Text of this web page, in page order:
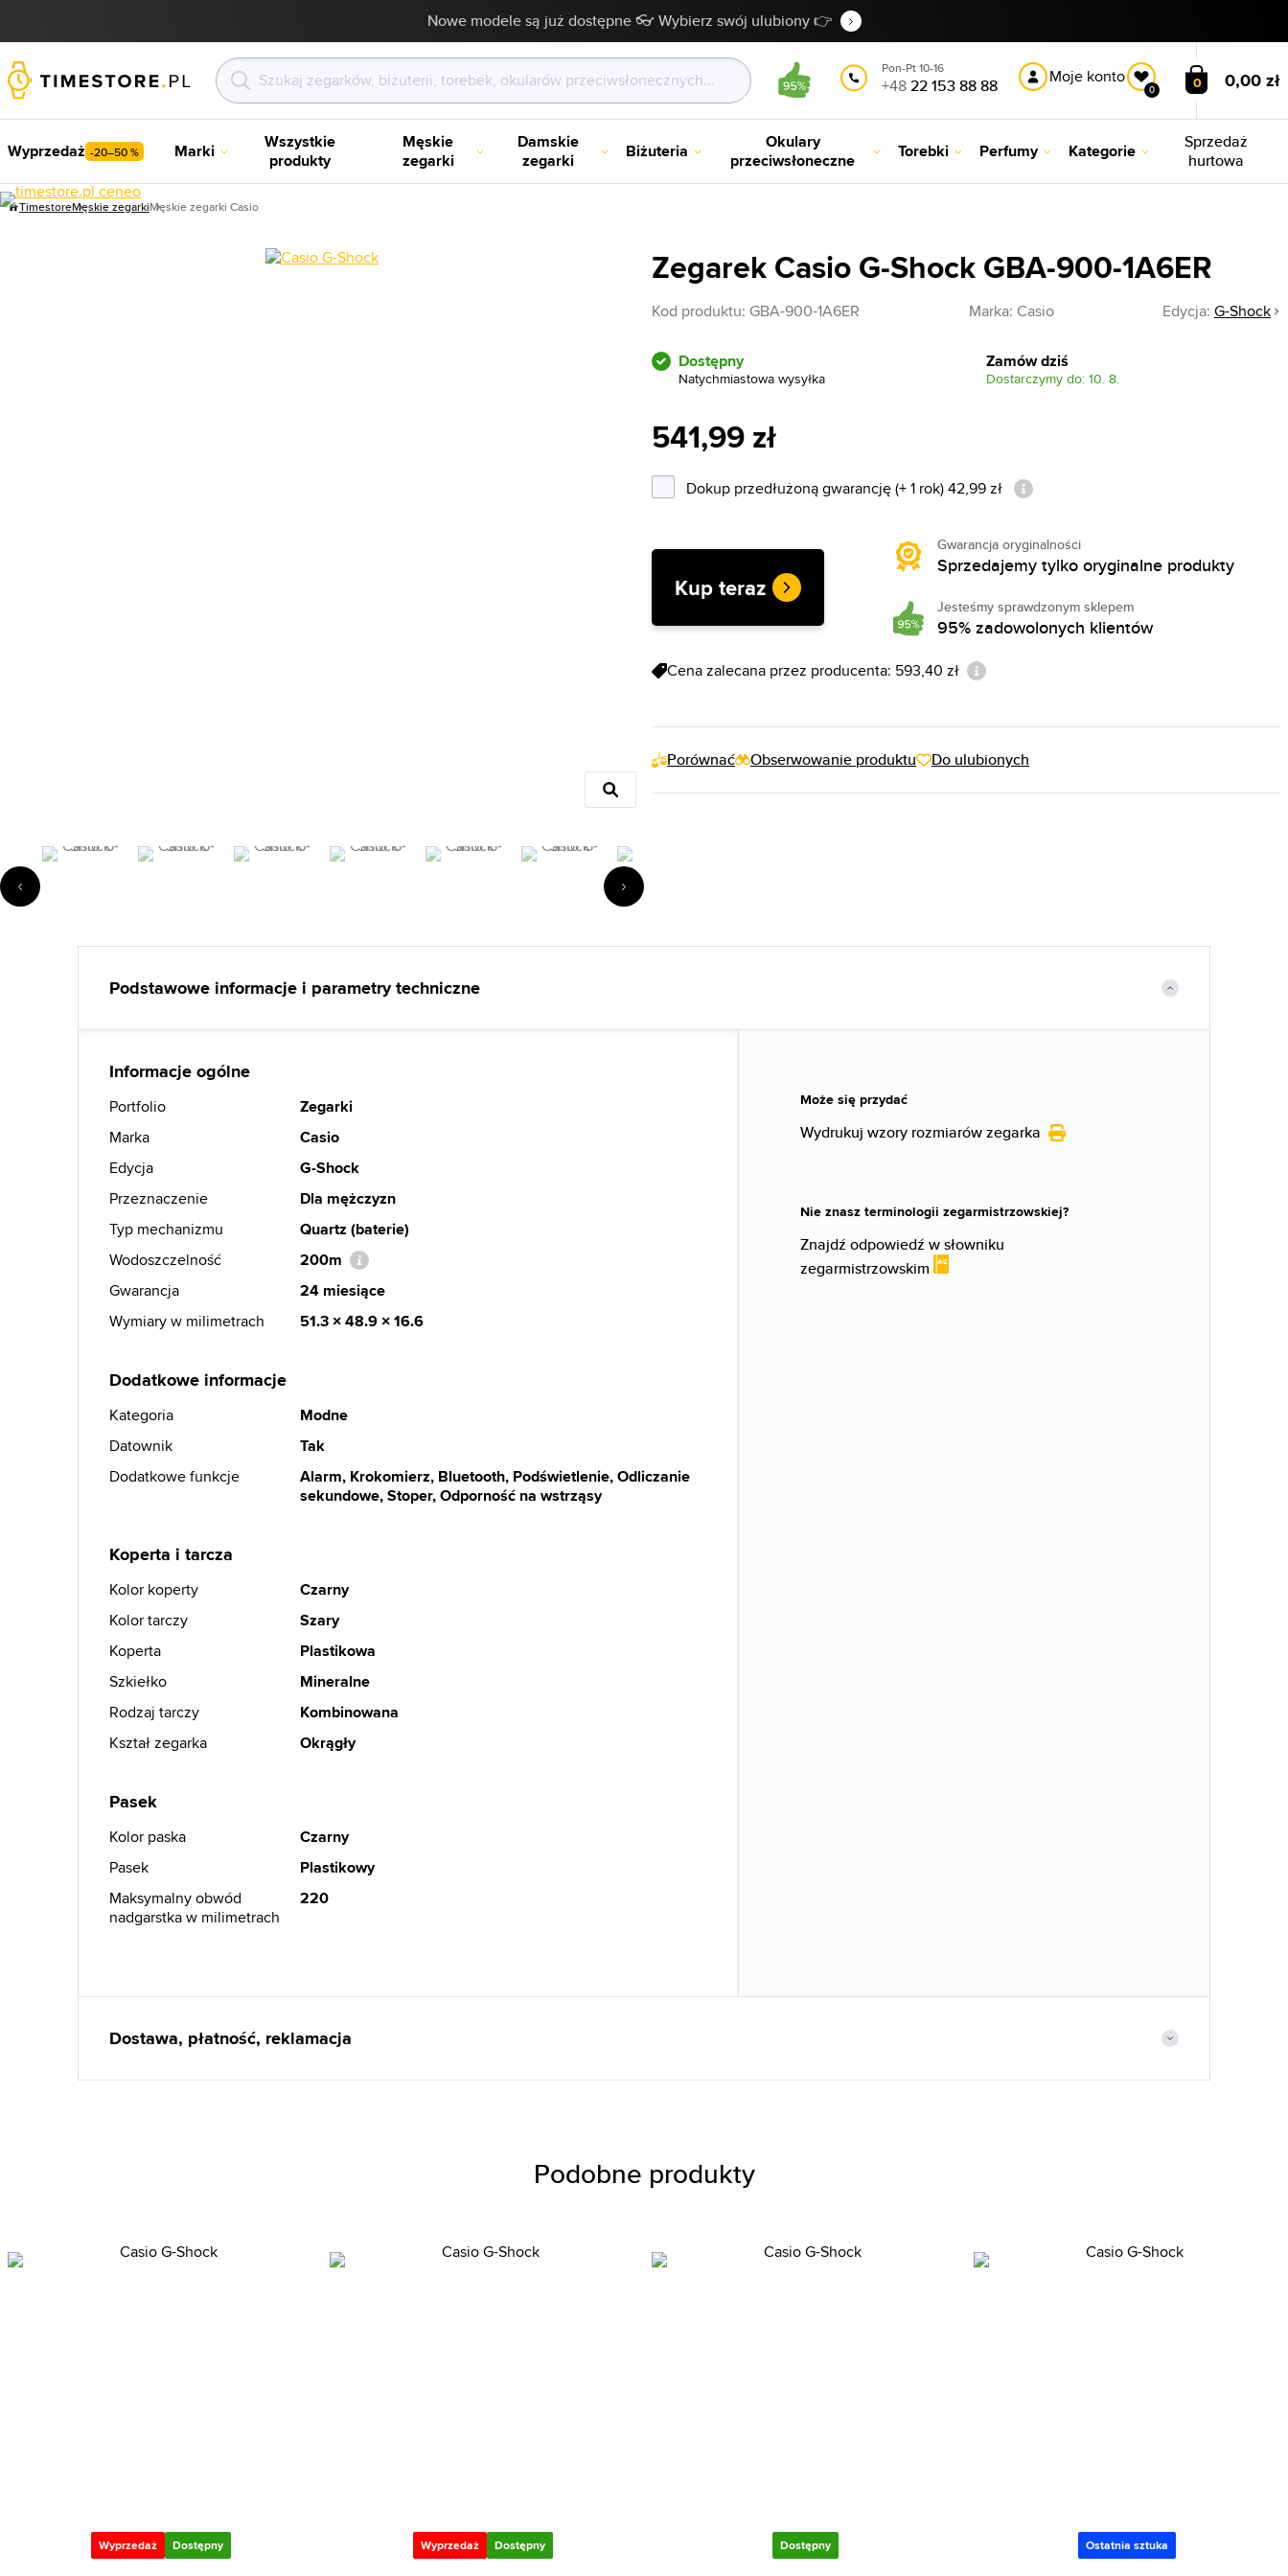
Nowe modele są już dostępne 👓 Wybierz swój ulubiony 👉
Pon-Pt 10-16
+4822 153 88 88 Moje konto
0 0 0,00 zł
Wyprzedaż -20–50 % Marki
Wszystkie
produkty
Męskie
zegarki
Damskie
zegarki
Biżuteria
Okulary
przeciwsłoneczne
Torebki Perfumy Kategorie
Sprzedaż
hurtowa
TimestoreMęskie zegarkiMęskie zegarki Casio
Zegarek Casio G-Shock GBA-900-1A6ER
Kod produktu: GBA-900-1A6ER Marka: Casio Edycja: G-Shock
Dostępny
Natychmiastowa wysyłka
Zamów dziś
Dostarczymy do: 10. 8.
541,99 zł
Dokup przedłużoną gwarancję (+ 1 rok) 42,99 zł
Kup teraz
Gwarancja oryginalności
Sprzedajemy tylko oryginalne produkty
Jesteśmy sprawdzonym sklepem
95% zadowolonych klientów
Cena zalecana przez producenta: 593,40 zł
Porównać Obserwowanie produktu Do ulubionych
Podstawowe informacje i parametry techniczne
Informacje ogólne
Portfolio
Zegarki
Marka
Casio
Edycja
G-Shock
Przeznaczenie
Dla mężczyzn
Typ mechanizmu
Quartz (baterie)
Wodoszczelność
200m
Gwarancja
24 miesiące
Wymiary w milimetrach
51.3 × 48.9 × 16.6
Dodatkowe informacje
Kategoria
Modne
Datownik
Tak
Dodatkowe funkcje
Alarm, Krokomierz, Bluetooth, Podświetlenie, Odliczanie
sekundowe, Stoper, Odporność na wstrząsy
Koperta i tarcza
Kolor koperty
Czarny
Kolor tarczy
Szary
Koperta
Plastikowa
Szkiełko
Mineralne
Rodzaj tarczy
Kombinowana
Kształ zegarka
Okrągły
Pasek
Kolor paska
Czarny
Pasek
Plastikowy
Maksymalny obwód
nadgarstka w milimetrach
220
Może się przydać
Wydrukuj wzory rozmiarów zegarka
Nie znasz terminologii zegarmistrzowskiej?
Znajdź odpowiedź w słowniku
zegarmistrzowskim
Dostawa, płatność, reklamacja
Podobne produkty
Wyprzedaż Dostępny Wyprzedaż Dostępny Dostępny Ostatnia sztuka